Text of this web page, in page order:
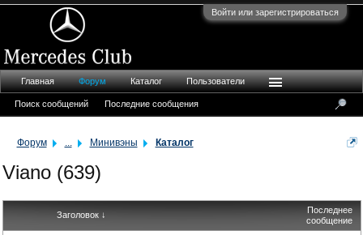
Войти или зарегистрироваться
Форум ... Минивэны Каталог
Viano (639)
Заголовок ↓
Последнее
сообщение
Главная Форум
Поиск сообщений Последние сообщения
Каталог Пользователи